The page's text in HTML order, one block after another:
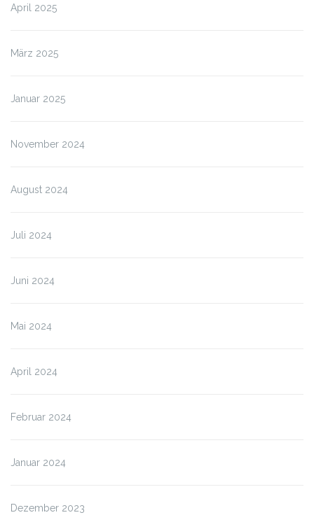
April 2025
März 2025
Januar 2025
November 2024
August 2024
Juli 2024
Juni 2024
Mai 2024
April 2024
Februar 2024
Januar 2024
Dezember 2023